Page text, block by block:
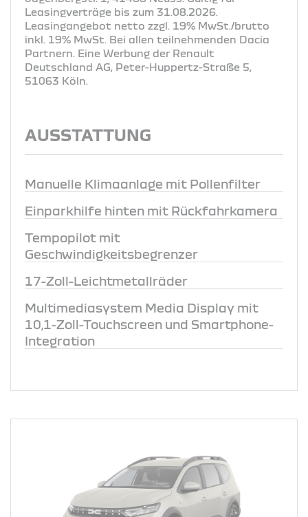
Leasingverträge bis zum 31.08.2026.
Leasingangebot netto zzgl. 19% MwSt./brutto
inkl. 19% MwSt. Bei allen teilnehmenden Dacia
Partnern. Eine Werbung der Renault
Deutschland AG, Peter-Huppertz-Straße 5,
51063 Köln.
AUSSTATTUNG
Manuelle Klimaanlage mit Pollenfilter
Einparkhilfe hinten mit Rückfahrkamera
Tempopilot mit
Geschwindigkeitsbegrenzer
17-Zoll-Leichtmetallräder
Multimediasystem Media Display mit
10,1-Zoll-Touchscreen und Smartphone-
Integration